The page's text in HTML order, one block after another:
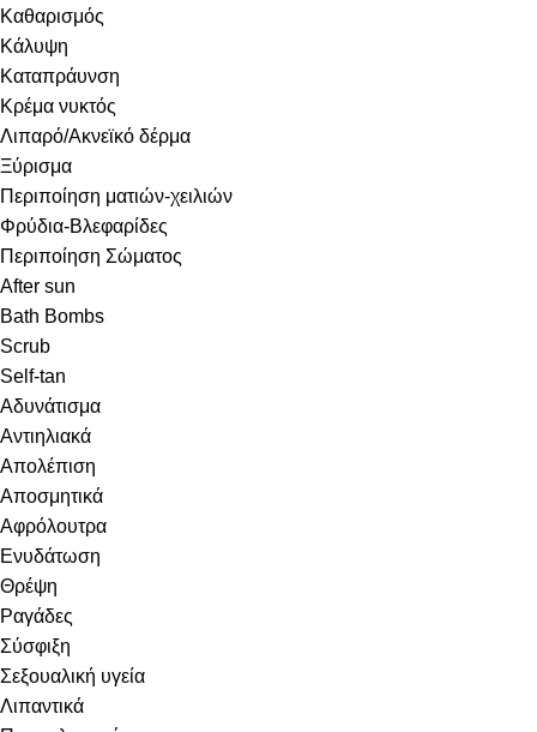
Καθαρισμός
Κάλυψη
Καταπράυνση
Κρέμα νυκτός
Λιπαρό/Ακνεϊκό δέρμα
Ξύρισμα
Περιποίηση ματιών-χειλιών
Φρύδια-Βλεφαρίδες
Περιποίηση Σώματος
After sun
Bath Bombs
Scrub
Self-tan
Αδυνάτισμα
Αντιηλιακά
Απολέπιση
Αποσμητικά
Αφρόλουτρα
Ενυδάτωση
Θρέψη
Ραγάδες
Σύσφιξη
Σεξουαλική υγεία
Λιπαντικά